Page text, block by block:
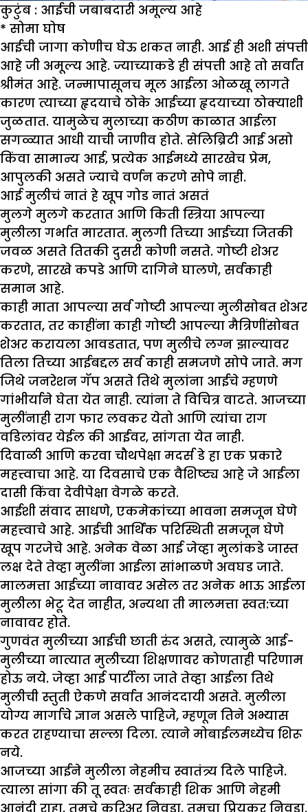
कुटुंब : आईची जबाबदारी अमूल्य आहे
* सोमा घोष
आईची जागा कोणीच घेऊ शकत नाही. आई ही अशी संपत्ती
आहे जी अमूल्य आहे. ज्याच्याकडे ही संपत्ती आहे तो सर्वांत
श्रीमंत आहे. जन्मापासूनच मूल आईला ओळखू लागते
कारण त्याच्या हृदयाचे ठोके आईच्या हृदयाच्या ठोक्याशी
जुळतात. यामुळेच मुलाच्या कठीण काळात आईला
सगळ्यात आधी याची जाणीव होते. सेलिब्रिटी आई असो
किंवा सामान्य आई, प्रत्येक आईमध्ये सारखेच प्रेम,
आपुलकी असते ज्याचे वर्णन करणे सोपे नाही.
आई मुलीचं नातं हे खूप गोड नातं असतं
मुलगे मुलगे करतात आणि किती स्त्रिया आपल्या
मुलीला गर्भात मारतात. मुलगी तिच्या आईच्या जितकी
जवळ असते तितकी दुसरी कोणी नसते. गोष्टी शेअर
करणे, सारखे कपडे आणि दागिने घालणे, सर्वकाही
समान आहे.
काही माता आपल्या सर्व गोष्टी आपल्या मुलीसोबत शेअर
करतात, तर काहींना काही गोष्टी आपल्या मैत्रिणींसोबत
शेअर करायला आवडतात, पण मुलीचे लग्न झाल्यावर
तिला तिच्या आईबद्दल सर्व काही समजणे सोपे जाते. मग
जिथे जनरेशन गॅप असते तिथे मुलांना आईचे म्हणणे
गांभीर्याने घेता येत नाही. त्यांना ते विचित्र वाटते. आजच्या
मुलींनाही राग फार लवकर येतो आणि त्यांचा राग
वडिलांवर येईल की आईवर, सांगता येत नाही.
दिवाळी आणि करवा चौथपेक्षा मदर्स डे हा एक प्रकारे
महत्त्वाचा आहे. या दिवसाचे एक वैशिष्ट्य आहे जे आईला
दासी किंवा देवीपेक्षा वेगळे करते.
आईशी संवाद साधणे, एकमेकांच्या भावना समजून घेणे
महत्त्वाचे आहे. आईची आर्थिक परिस्थिती समजून घेणे
खूप गरजेचे आहे. अनेक वेळा आई जेव्हा मुलांकडे जास्त
लक्ष देते तेव्हा मुलींना आईला सांभाळणे अवघड जाते.
मालमत्ता आईच्या नावावर असेल तर अनेक भाऊ आईला
मुलीला भेटू देत नाहीत, अन्यथा ती मालमत्ता स्वत:च्या
नावावर होते.
गुणवंत मुलीच्या आईची छाती रुंद असते, त्यामुळे आई-
मुलीच्या नात्यात मुलीच्या शिक्षणावर कोणताही परिणाम
होऊ नये. जेव्हा आई पार्टीला जाते तेव्हा आईला तिथे
मुलीची स्तुती ऐकणे सर्वात आनंददायी असते. मुलीला
योग्य मार्गाचे ज्ञान असले पाहिजे, म्हणून तिने अभ्यास
करत राहण्याचा सल्ला दिला. त्याने मोबाईलमध्येच शिरू
नये.
आजच्या आईने मुलीला नेहमीच स्वातंत्र्य दिले पाहिजे.
त्याला सांगा की तू स्वतः सर्वकाही शिक आणि नेहमी
आनंदी राहा, तुमचे करिअर निवडा, तुमचा प्रियकर निवडा.